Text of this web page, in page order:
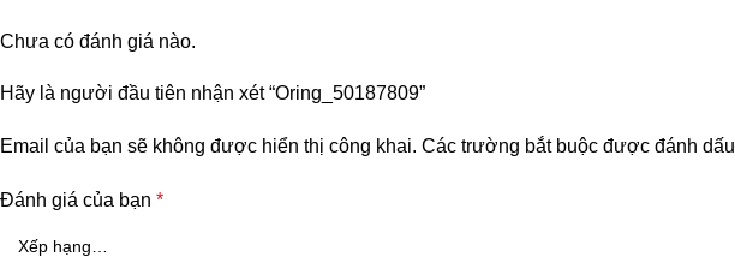
Chưa có đánh giá nào.
Hãy là người đầu tiên nhận xét “Oring_50187809”
Email của bạn sẽ không được hiển thị công khai. Các trường bắt buộc được đánh dấu
Đánh giá của bạn *